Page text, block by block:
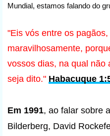
Mundial, estamos falando do
"Eis vós entre os
maravilhosamente,
vossos dias, na qual não
seja dito." Habacuque
Em 1991, ao falar sobre
Bilderberg, David